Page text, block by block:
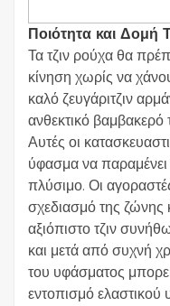
Ποιότητα και Δομή
Τα τζιν ρούχα θα
κίνηση χωρίς να
καλό ζευγάριτζιν
ανθεκτικό βαμβακερό
Αυτές οι
ύφασμα να παραμένει
πλύσιμο. Οι
σχεδιασμό της ζώνης
αξιόπιστο τζιν
και μετά από συχνή
του υφάσματος
εντοπισμό ελαστικού